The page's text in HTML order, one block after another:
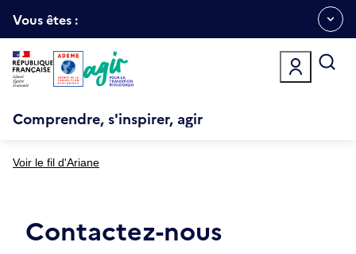
au
Ouvrir
le
menu
espace
Vous êtes :
Comprendre, s'inspirer, agir
Voir le fil d'Ariane
Contactez-nous